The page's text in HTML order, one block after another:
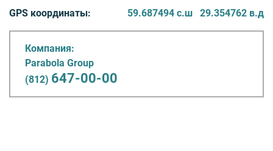
озеро.
• 2 КПП
• ограждение территории по периметру
• уличное освещение
• собственное озеро
GPS координаты: 59.687494 с.ш 29.354762 в.д
Компания:
Parabola Group
(812) 647-00-00